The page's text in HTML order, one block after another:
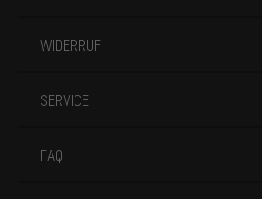
WIDERRUF
SERVICE
FAQ